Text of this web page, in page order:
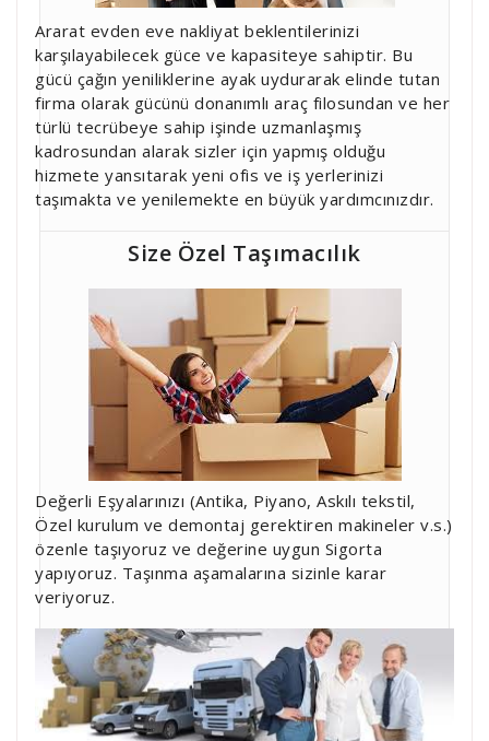
Ararat evden eve nakliyat beklentilerinizi
karşılayabilecek güce ve kapasiteye sahiptir. Bu
gücü çağın yeniliklerine ayak uydurarak elinde tutan
firma olarak gücünü donanımlı araç filosundan ve her
türlü tecrübeye sahip işinde uzmanlaşmış
kadrosundan alarak sizler için yapmış olduğu
hizmete yansıtarak yeni ofis ve iş yerlerinizi
taşımakta ve yenilemekte en büyük yardımcınızdır.
Size Özel Taşımacılık
Değerli Eşyalarınızı (Antika, Piyano, Askılı tekstil,
Özel kurulum ve demontaj gerektiren makineler v.s.)
özenle taşıyoruz ve değerine uygun Sigorta
yapıyoruz. Taşınma aşamalarına sizinle karar
veriyoruz.